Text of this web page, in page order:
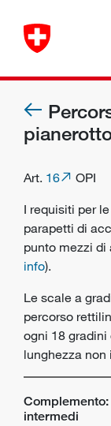
Art. 16
OPI
I requisiti per
parapetti di
punto mezzi
info).
Le scale a
percorso
ogni 18
lunghezza
intermedi